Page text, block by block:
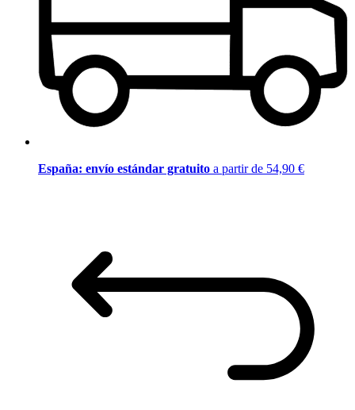
España: envío estándar gratuito a partir de 54,90 €